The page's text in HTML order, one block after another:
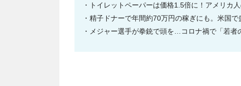
トイレットペーパーは価格1.5倍に！アメリカ
精子ドナーで年間約70万円の稼ぎにも。米国
メジャー選手が拳銃で頭を…コロナ禍で「若者